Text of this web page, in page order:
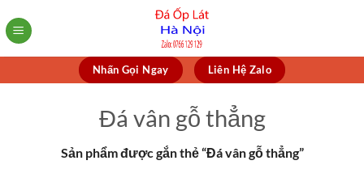
to
Nhấn Gọi Ngay Liên Hệ Zalo
Đá vân gỗ thẳng
Sản phẩm được gắn thẻ “Đá vân gỗ thẳng”